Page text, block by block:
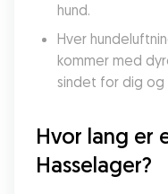
hund.
Hver
kommer med
sindet for dig og
Hvor lang er
Hasselager?